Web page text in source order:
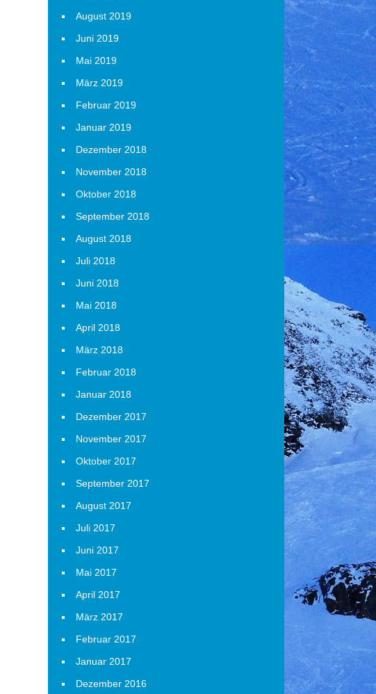
August 2019
Juni 2019
Mai 2019
März 2019
Februar 2019
Januar 2019
Dezember 2018
November 2018
Oktober 2018
September 2018
August 2018
Juli 2018
Juni 2018
Mai 2018
April 2018
März 2018
Februar 2018
Januar 2018
Dezember 2017
November 2017
Oktober 2017
September 2017
August 2017
Juli 2017
Juni 2017
Mai 2017
April 2017
März 2017
Februar 2017
Januar 2017
Dezember 2016